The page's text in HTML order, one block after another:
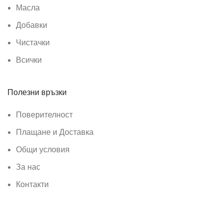
Масла
Добавки
Чистачки
Всички
Полезни връзки
Поверителност
Плащане и Доставка
Общи условия
За нас
Контакти